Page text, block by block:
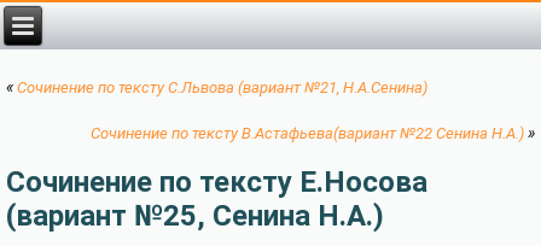
«Сочинение по тексту С.Львова (вариант №21, Н.А.Сенина)
Сочинение по тексту В.Астафьева(вариант №22 Сенина Н.А.)»
Сочинение по тексту Е.Носова
(вариант №25, Сенина Н.А.)